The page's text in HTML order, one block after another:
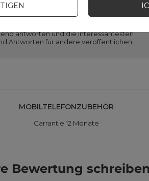
Haben Sie Fragen?
antworten und die interessantesten
Antworten für andere veröffentlichen.
MOBILTELEFONZUBEHÖR
Garrantie 12 Monate
Bewertung schreiben